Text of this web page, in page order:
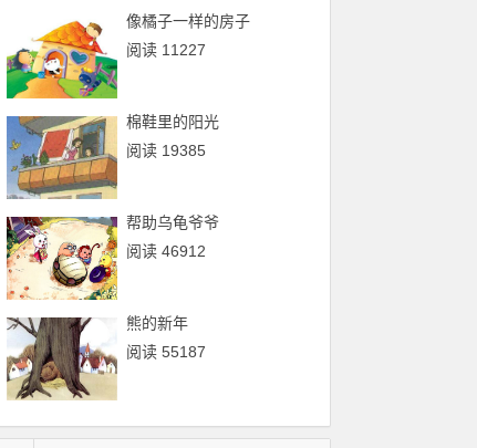
像橘子一样的房子
阅读 11227
棉鞋里的阳光
阅读 19385
帮助乌龟爷爷
阅读 46912
熊的新年
阅读 55187